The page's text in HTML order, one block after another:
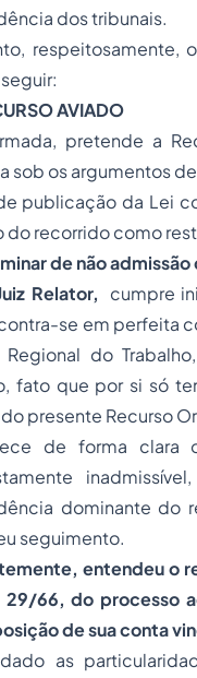
dos tribunais.
respeitosamente,
AVIADO
pretende a
sob os argumentos
publicação da Lei
do recorrido como
de não
Relator, cumpre
se em perfeita
Regional do
fato que por si só
presente Recurso
de forma
dominante do
seguimento.
entendeu o
66, do processo
de sua conta
as